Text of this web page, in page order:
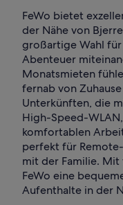
FeWo bietet
der Nähe von
großartige Wahl
Abenteuer
Monatsmieten
fernab von
Unterkünften, die
High-Speed-
komfortablen
perfekt für
mit der Familie.
FeWo eine
Aufenthalte in der